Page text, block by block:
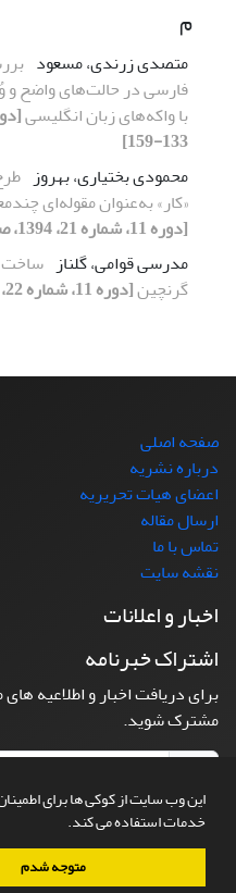
این وب سایت از کوکی ها برای
خدمات استفاده می کند.
متوجه شدم
م
متصدی زرندی، مسعود
فارسی در حالت‌های واضح و
با واکه‌های زبان انگلیسی
133-159]
محمودی بختیاری، بهروز
«کار» به‌عنوان مقوله‌ای
[دوره 11، شماره 21، 1394، صفحه 117-132]
مدرسی قوامی، گلناز
گرنچین[دوره 11، شماره 22، 1395، صفحه 49-76]
صفحه اصلی
درباره نشریه
اعضای هیات تحریریه
ارسال مقاله
تماس با ما
نقشه سایت
اخبار و اعلانات
اشتراک خبرنامه
برای دریافت اخبار و اطلاعیه
مشترک شوید.